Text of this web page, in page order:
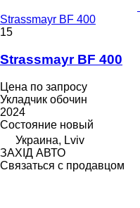
Strassmayr BF 400
15
Strassmayr BF 400
Цена по запросу
Укладчик обочин
2024
Состояние новый
Украина, Lviv
ЗАХІД АВТО
Связаться с продавцом